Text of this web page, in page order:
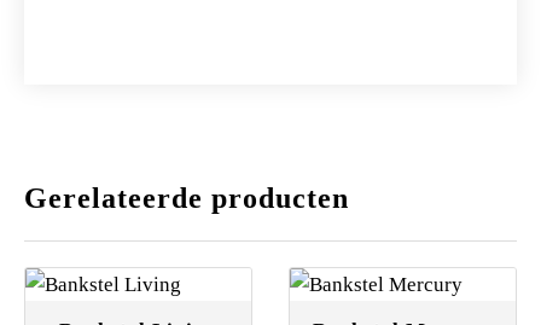
Gerelateerde producten